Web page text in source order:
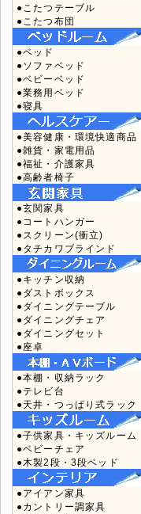
●こたつテーブル
●こたつ布団
●ベッド
●ソファベッド
●ベビーベッド
●業務用ベッド
●寝具
●美容健康・環境快適商品
●雑貨・家電用品
●福祉・介護家具
●高齢者椅子
●玄関家具
●コートハンガー
●スクリーン(衝立)
●タチカワブラインド
●キッチン収納
●ダストボックス
●ダイニングテーブル
●ダイニングチェア
●ダイニングセット
●座卓
●本棚・収納ラック
●テレビ台
●天井・つっぱり式ラック
●子供家具・キッズルーム
●ベビーチェア
●木製2段・3段ベッド
●アイアン家具
●カントリー調家具